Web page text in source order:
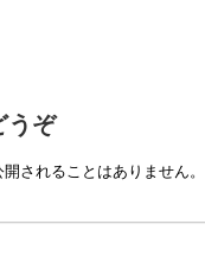
うぞ
されることはありません。